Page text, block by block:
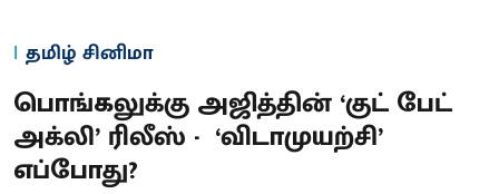
தமிழ் சினிமா
பொங்கலுக்கு அஜித்தின் ‘குட் பேட்
அக்லி’ ரிலீஸ் - ‘விடாமுயற்சி’
எப்போது?